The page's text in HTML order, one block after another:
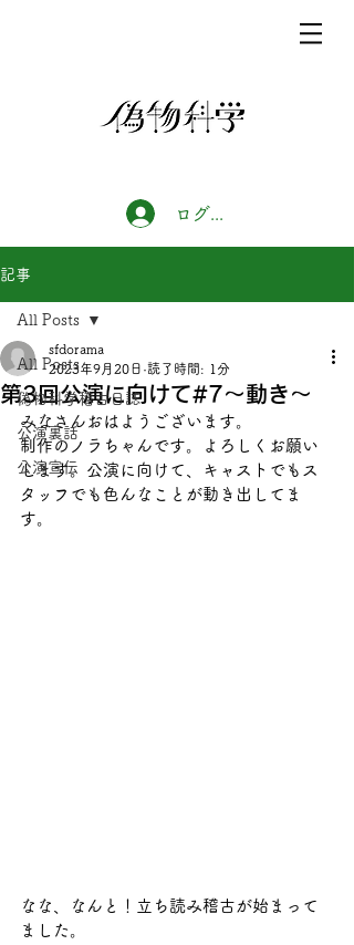
ログイン
記事
All Posts
偽物科学稽古日誌
公演裏話
公演宣伝
All Posts
第3回公演に向けて#7〜動き〜
sfdorama
2023年9月20日 読了時間: 1分
みなさんおはようございます。
制作のノラちゃんです。よろしくお願い
します。公演に向けて、キャストでもス
タッフでも色んなことが動き出してま
す。
なな、なんと！立ち読み稽古が始まって
ました。